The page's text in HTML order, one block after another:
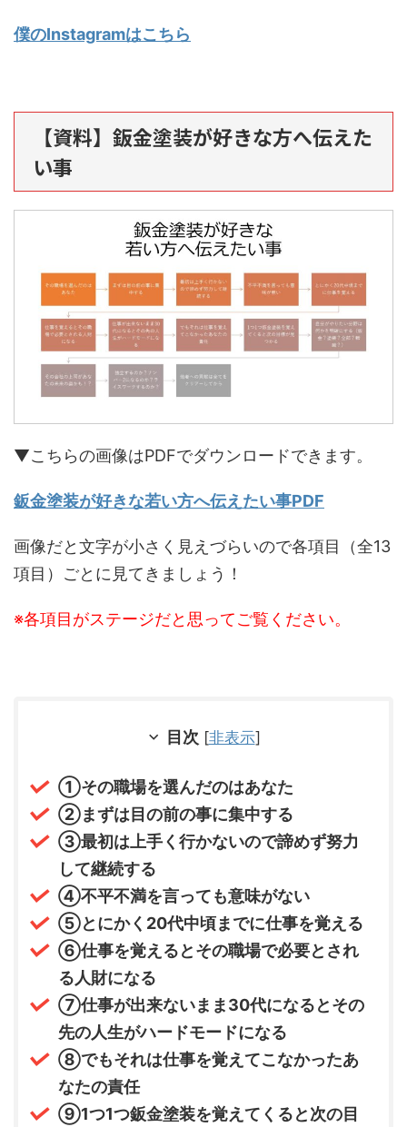
僕のInstagramはこちら
【資料】鈑金塗装が好きな方へ伝えた
い事
▼こちらの画像はPDFでダウンロードできます。
鈑金塗装が好きな若い方へ伝えたい事PDF
画像だと文字が小さく見えづらいので各項目（全13
項目）ごとに見てきましょう！
※各項目がステージだと思ってご覧ください。
目次 [非表示]
①その職場を選んだのはあなた
②まずは目の前の事に集中する
③最初は上手く行かないので諦めず努力
して継続する
④不平不満を言っても意味がない
⑤とにかく20代中頃までに仕事を覚える
⑥仕事を覚えるとその職場で必要とされ
る人財になる
⑦仕事が出来ないまま30代になるとその
先の人生がハードモードになる
⑧でもそれは仕事を覚えてこなかったあ
なたの責任
⑨1つ1つ鈑金塗装を覚えてくると次の目